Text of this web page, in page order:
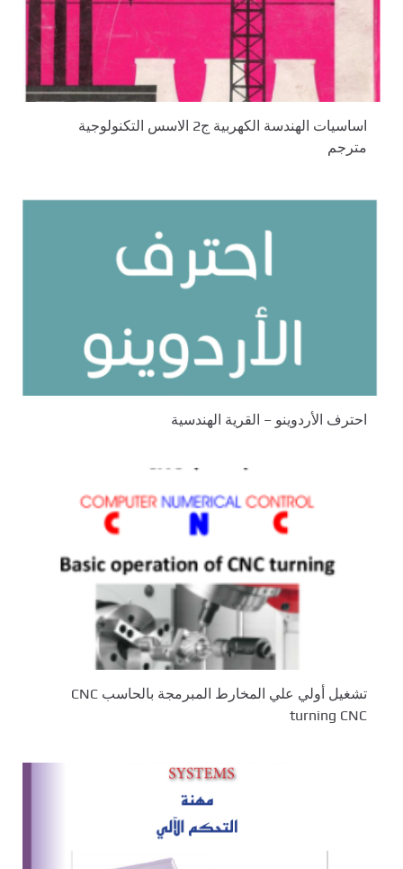
اساسيات الهندسة الكهربية ج2 الاسس التكنولوجية
مترجم
احترف الأردوينو – القرية الهندسية
تشغيل أولي علي المخارط المبرمجة بالحاسب CNC
turning CNC